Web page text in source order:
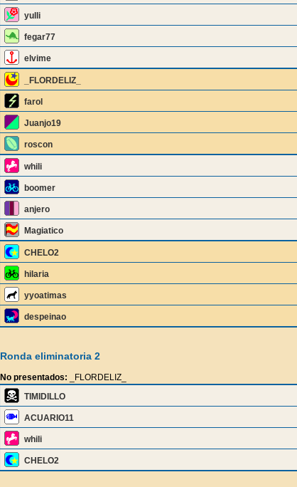
yulli
fegar77
elvime
_FLORDELIZ_
farol
Juanjo19
roscon
whili
boomer
anjero
Magiatico
CHELO2
hilaria
yyoatimas
despeinao
Ronda eliminatoria 2
No presentados: _FLORDELIZ_
TIMIDILLO
ACUARIO11
whili
CHELO2